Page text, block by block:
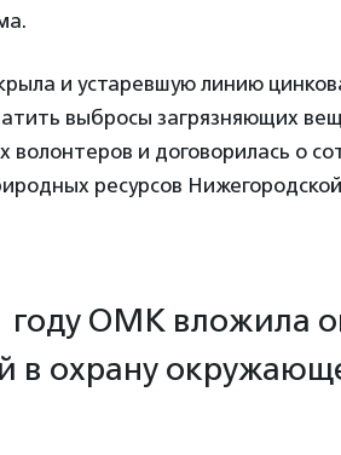
и устаревшую линию
выбросы загрязняющих
волонтеров и договорилась о
ресурсов
году ОМК вложила
в охрану